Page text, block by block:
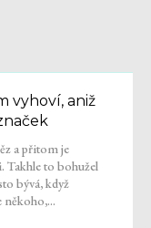
vyhoví, aniž
někoho,...